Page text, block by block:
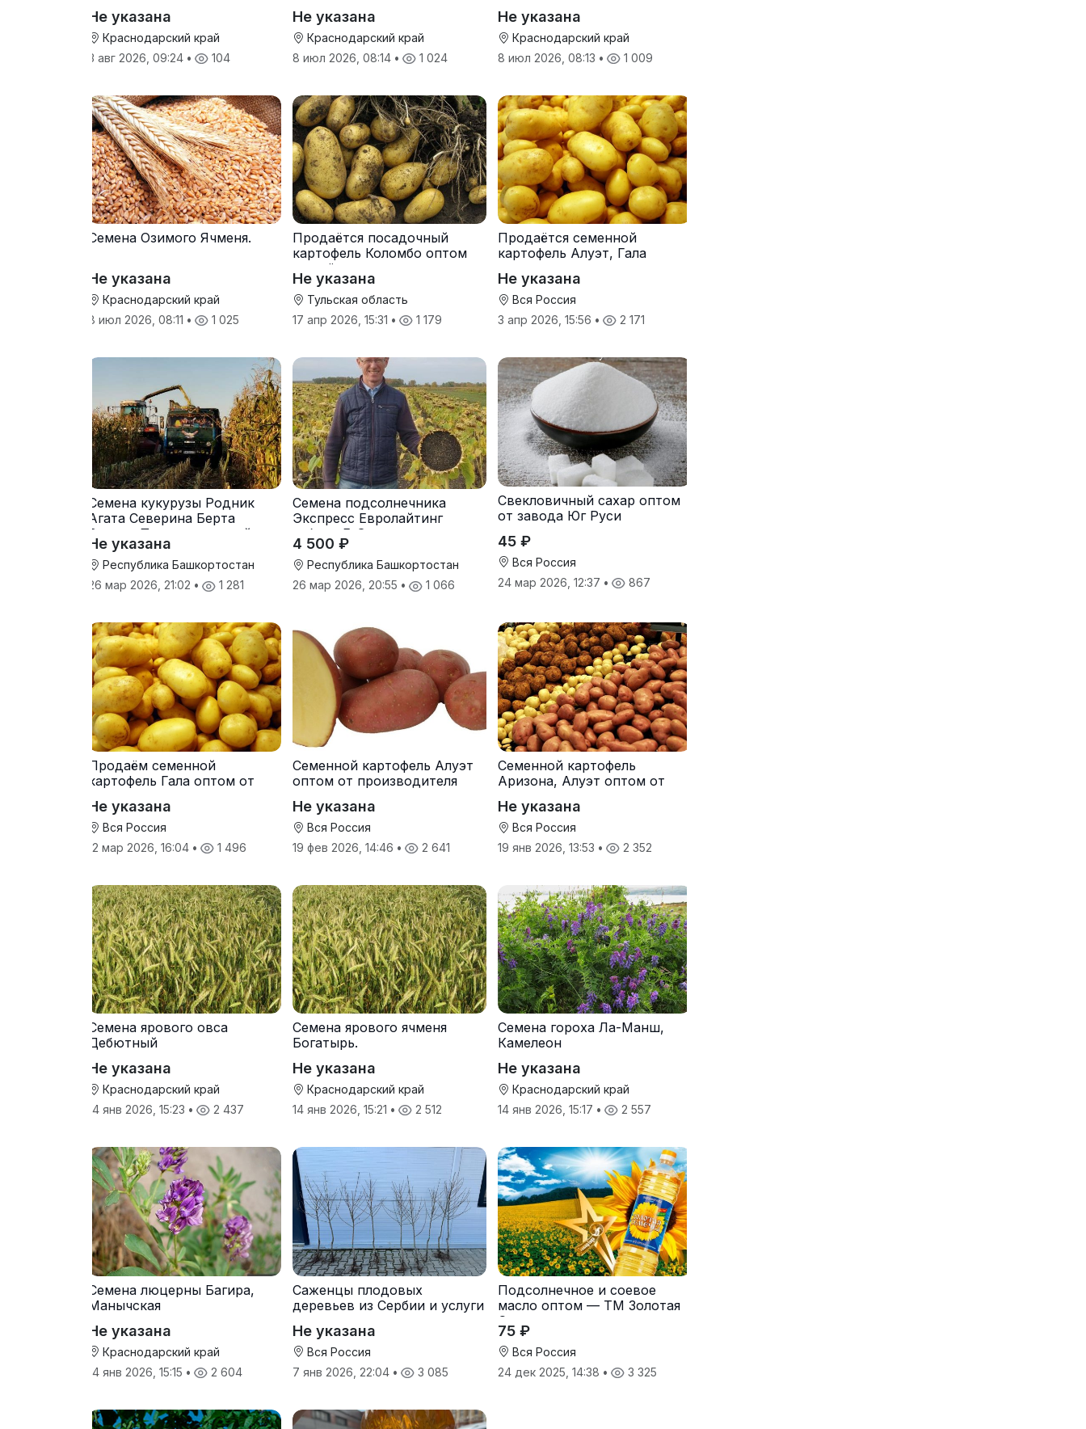
Не указана
Краснодарский край
3 авг 2026, 09:24 • 104
Не указана
Краснодарский край
8 июл 2026, 08:14 • 1 024
Не указана
Краснодарский край
8 июл 2026, 08:13 • 1 009
Семена Озимого Ячменя.
Не указана
Краснодарский край
8 июл 2026, 08:11 • 1 025
Продаётся посадочный
картофель Коломбо оптом
от трёх тонн
Не указана
Тульская область
17 апр 2026, 15:31 • 1 179
Продаётся семенной
картофель Алуэт, Гала
Не указана
Вся Россия
3 апр 2026, 15:56 • 2 171
Семена кукурузы Родник
Агата Северина Берта
Вилора Прохладненский
Дарина Росс Машук
Катерина
Не указана
Республика Башкортостан
26 мар 2026, 21:02 • 1 281
Семена подсолнечника
Экспресс Евролайтинг
гибрид F-G+
4 500 ₽
Республика Башкортостан
26 мар 2026, 20:55 • 1 066
Свекловичный сахар оптом
от завода Юг Руси
45 ₽
Вся Россия
24 мар 2026, 12:37 • 867
Продаём семенной
картофель Гала оптом от
Не указана
Вся Россия
12 мар 2026, 16:04 • 1 496
Семенной картофель Алуэт
оптом от производителя
Не указана
Вся Россия
19 фев 2026, 14:46 • 2 641
Семенной картофель
Аризона, Алуэт оптом от
Не указана
Вся Россия
19 янв 2026, 13:53 • 2 352
Семена ярового овса
Дебютный
Не указана
Краснодарский край
14 янв 2026, 15:23 • 2 437
Семена ярового ячменя
Богатырь.
Не указана
Краснодарский край
14 янв 2026, 15:21 • 2 512
Семена гороха Ла-Манш,
Камелеон
Не указана
Краснодарский край
14 янв 2026, 15:17 • 2 557
Семена люцерны Багира,
Манычская
Не указана
Краснодарский край
14 янв 2026, 15:15 • 2 604
Саженцы плодовых
деревьев из Сербии и услуги
Не указана
Вся Россия
7 янв 2026, 22:04 • 3 085
Подсолнечное и соевое
масло оптом — ТМ Золотая
Семечка
75 ₽
Вся Россия
24 дек 2025, 14:38 • 3 325